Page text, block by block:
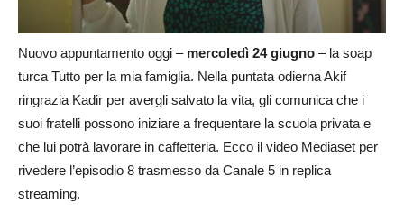
Nuovo appuntamento oggi – mercoledì 24 giugno – la soap
turca Tutto per la mia famiglia. Nella puntata odierna Akif
ringrazia Kadir per avergli salvato la vita, gli comunica che i
suoi fratelli possono iniziare a frequentare la scuola privata e
che lui potrà lavorare in caffetteria. Ecco il video Mediaset per
rivedere l’episodio 8 trasmesso da Canale 5 in replica
streaming.